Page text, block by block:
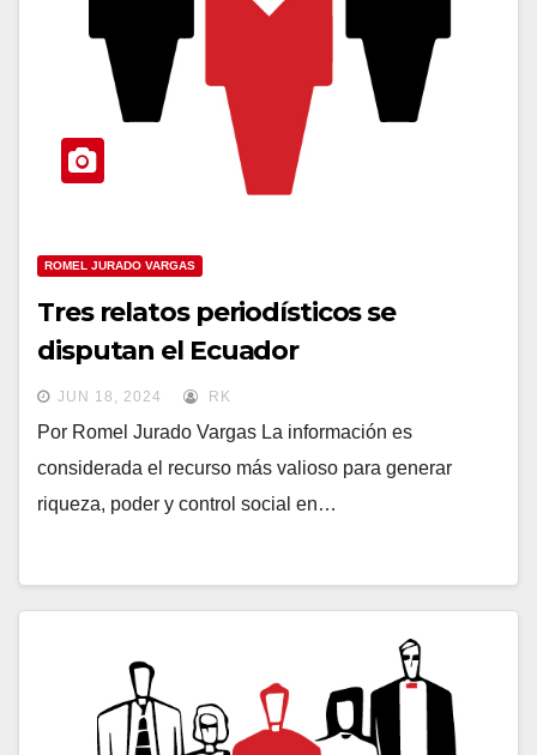
ROMEL JURADO VARGAS
Tres relatos periodísticos se
disputan el Ecuador
JUN 18, 2024 RK
Por Romel Jurado Vargas La información es
considerada el recurso más valioso para generar
riqueza, poder y control social en…